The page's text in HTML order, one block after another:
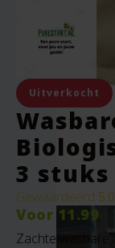
Uitverkocht
3 stuks
Gewaardeerd
Voor 11.99
Zachte wasbare